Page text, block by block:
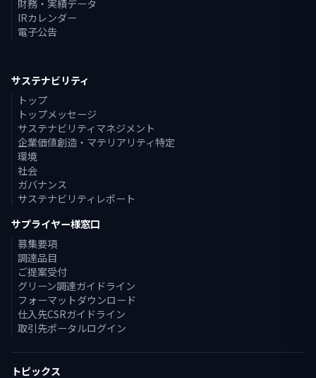
財務・実績データ
IRカレンダー
電子公告
サステナビリティ
トップ
トップメッセージ
サステナビリティマネジメント
企業価値創造・マテリアリティ特定
環境
社会
ガバナンス
サステナビリティレポート
サプライヤー様窓口
募集要項
調達品目
ご提案受付
グリーン調達ガイドライン
フォーマットダウンロード
仕入先CSRガイドライン
取引先ポータルログイン
トピックス